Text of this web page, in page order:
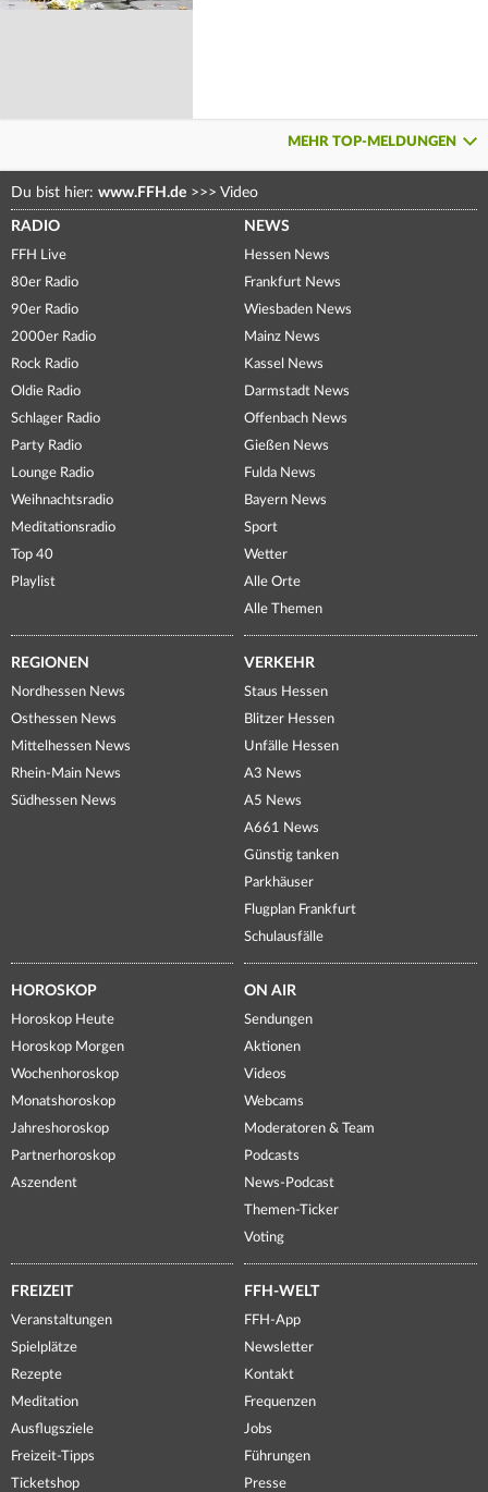
MEHR TOP-MELDUNGEN
Du bist hier: www.FFH.de >>> Video
RADIO
FFH Live
80er Radio
90er Radio
2000er Radio
Rock Radio
Oldie Radio
Schlager Radio
Party Radio
Lounge Radio
Weihnachtsradio
Meditationsradio
Top 40
Playlist
NEWS
Hessen News
Frankfurt News
Wiesbaden News
Mainz News
Kassel News
Darmstadt News
Offenbach News
Gießen News
Fulda News
Bayern News
Sport
Wetter
Alle Orte
Alle Themen
REGIONEN
Nordhessen News
Osthessen News
Mittelhessen News
Rhein-Main News
Südhessen News
VERKEHR
Staus Hessen
Blitzer Hessen
Unfälle Hessen
A3 News
A5 News
A661 News
Günstig tanken
Parkhäuser
Flugplan Frankfurt
Schulausfälle
HOROSKOP
Horoskop Heute
Horoskop Morgen
Wochenhoroskop
Monatshoroskop
Jahreshoroskop
Partnerhoroskop
Aszendent
ON AIR
Sendungen
Aktionen
Videos
Webcams
Moderatoren & Team
Podcasts
News-Podcast
Themen-Ticker
Voting
FREIZEIT
Veranstaltungen
Spielplätze
Rezepte
Meditation
Ausflugsziele
Freizeit-Tipps
Ticketshop
FFH-WELT
FFH-App
Newsletter
Kontakt
Frequenzen
Jobs
Führungen
Presse